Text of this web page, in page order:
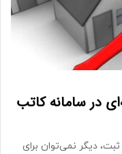
در سامانه کاتب
دیگر نمی‌توان برای